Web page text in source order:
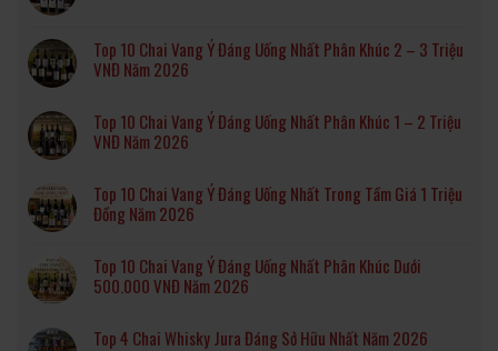
Top 10 Chai Vang Ý Đáng Uống Nhất Phân Khúc 2 – 3 Triệu
VNĐ Năm 2026
Top 10 Chai Vang Ý Đáng Uống Nhất Phân Khúc 1 – 2 Triệu
VNĐ Năm 2026
Top 10 Chai Vang Ý Đáng Uống Nhất Trong Tầm Giá 1 Triệu
Đồng Năm 2026
Top 10 Chai Vang Ý Đáng Uống Nhất Phân Khúc Dưới
500.000 VNĐ Năm 2026
Top 4 Chai Whisky Jura Đáng Sở Hữu Nhất Năm 2026